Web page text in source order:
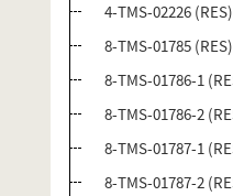
4-TMS-02226
8-TMS-01785
8-TMS-01786-1
8-TMS-01786-2
8-TMS-01787-1
8-TMS-01787-2